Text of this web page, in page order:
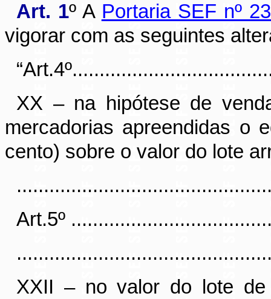
Art. 1º A Portaria SEF nº
vigorar com as seguintes
XX – na hipótese de
mercadorias apreendidas o
cento) sobre o valor do lote
Art.5º
XXII – no valor do lote de